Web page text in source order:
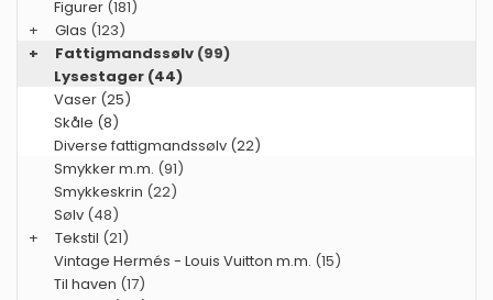
Figurer (181)
+
Glas (123)
+
Fattigmandssølv (99)
Lysestager (44)
Vaser (25)
Skåle (8)
Diverse fattigmandssølv (22)
Smykker m.m. (91)
Smykkeskrin (22)
Sølv (48)
+
Tekstil (21)
Vintage Hermés - Louis Vuitton m.m. (15)
Til haven (17)